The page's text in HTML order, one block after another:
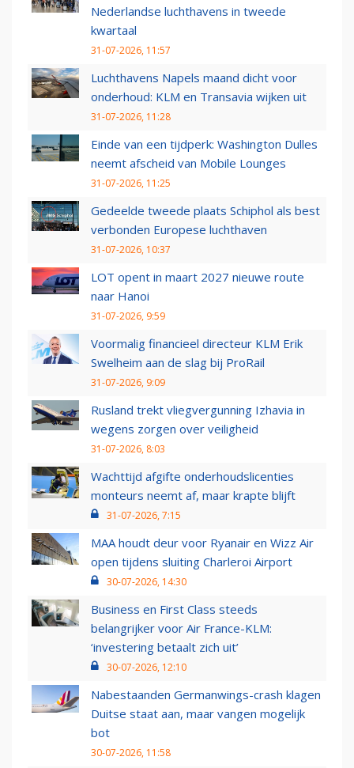
Nederlandse luchthavens in tweede
kwartaal
31-07-2026, 11:57
Luchthavens Napels maand dicht voor
onderhoud: KLM en Transavia wijken uit
31-07-2026, 11:28
Einde van een tijdperk: Washington Dulles
neemt afscheid van Mobile Lounges
31-07-2026, 11:25
Gedeelde tweede plaats Schiphol als best
verbonden Europese luchthaven
31-07-2026, 10:37
LOT opent in maart 2027 nieuwe route
naar Hanoi
31-07-2026, 9:59
Voormalig financieel directeur KLM Erik
Swelheim aan de slag bij ProRail
31-07-2026, 9:09
Rusland trekt vliegvergunning Izhavia in
wegens zorgen over veiligheid
31-07-2026, 8:03
Wachttijd afgifte onderhoudslicenties
monteurs neemt af, maar krapte blijft
31-07-2026, 7:15
MAA houdt deur voor Ryanair en Wizz Air
open tijdens sluiting Charleroi Airport
30-07-2026, 14:30
Business en First Class steeds
belangrijker voor Air France-KLM:
‘investering betaalt zich uit’
30-07-2026, 12:10
Nabestaanden Germanwings-crash klagen
Duitse staat aan, maar vangen mogelijk
bot
30-07-2026, 11:58